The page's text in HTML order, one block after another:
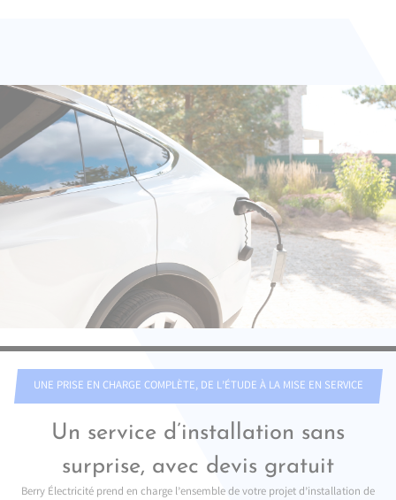
UNE PRISE EN CHARGE COMPLÈTE, DE L’ÉTUDE À LA MISE EN SERVICE
Un service d’installation sans
surprise, avec devis gratuit
Berry Électricité prend en charge l’ensemble de votre projet d’installation de